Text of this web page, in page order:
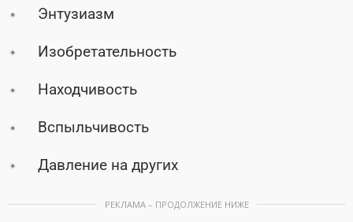
Энтузиазм
Изобретательность
Находчивость
Вспыльчивость
Давление на других
РЕКЛАМА – ПРОДОЛЖЕНИЕ НИЖЕ